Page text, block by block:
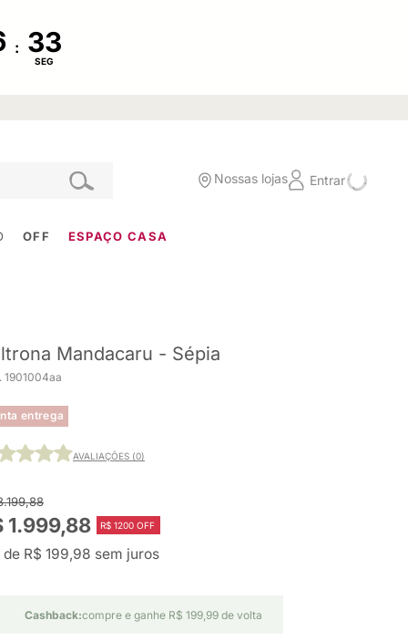
:
SEG
Nossas lojas Entrar
OFF ESPAÇO CASA
Mandacaru - Sépia
1901004aa
entrega
AVALIAÇÕES (0)
1.999,88 R$ 1200 OFF
de R$ 199,98 sem juros
Cashback:compre e ganhe R$ 199,99 de volta